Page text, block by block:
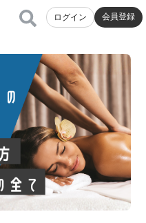
ログイン 会員登録